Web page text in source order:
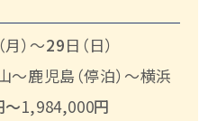
月）～29日（日）
～鹿児島（停泊）～横浜
～1,984,000円